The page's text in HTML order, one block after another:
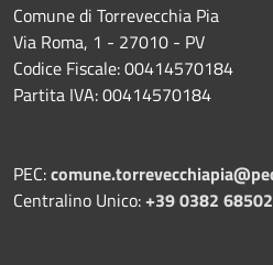
Comune di Torrevecchia Pia
Via Roma, 1 - 27010 - PV
Codice Fiscale: 00414570184
Partita IVA: 00414570184
PEC:
Centralino Unico:+39 0382 68502